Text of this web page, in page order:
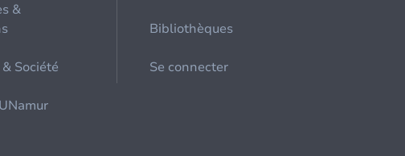
&
Société
Bibliothèques
Se connecter